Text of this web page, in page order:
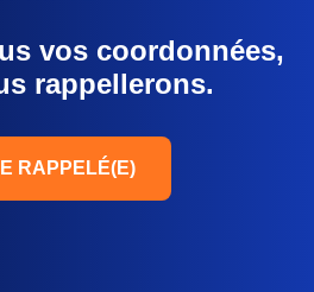
vos coordonnées,
rappellerons.
RAPPELÉ(E)